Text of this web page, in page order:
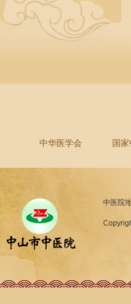
中华医学会 国
中医院